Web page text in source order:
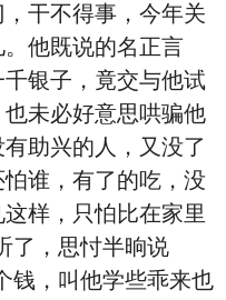
干不得事，今年关
他既说的名正言
银子，竟交与他试
未必好意思哄骗他
助兴的人，又没了
谁，有了的吃，没
样，只怕比在家里
了，思忖半晌说
钱，叫他学些乖来也